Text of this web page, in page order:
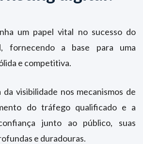
um papel vital no sucesso do
fornecendo a base para uma
e competitiva.
visibilidade nos mecanismos de
do tráfego qualificado e a
junto ao público, suas
e duradouras.